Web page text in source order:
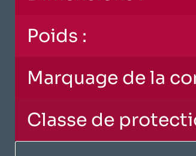
Poids :
Marquage de la
Classe de